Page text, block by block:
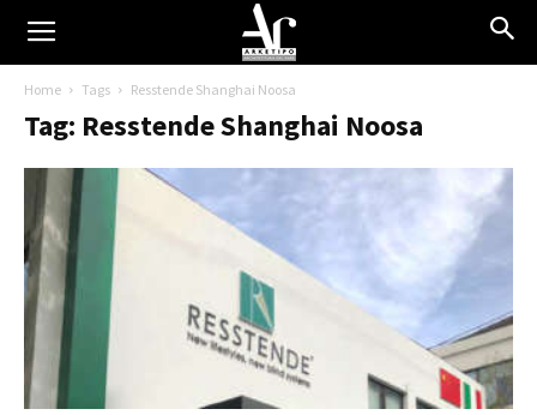
Home Tags Resstende Shanghai Noosa
Tag: Resstende Shanghai Noosa